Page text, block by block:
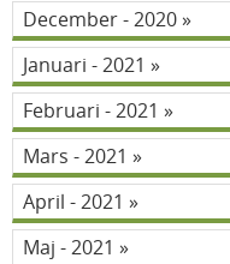
December - 2020
Januari - 2021
Februari - 2021
Mars - 2021
April - 2021
Maj - 2021